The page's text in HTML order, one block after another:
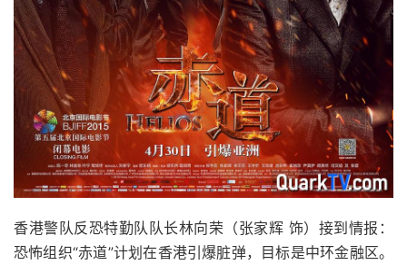
香港警队反恐特勤队队长林向荣（张家辉 饰）接到情报：
恐怖组织“赤道”计划在香港引爆脏弹，目标是中环金融区。